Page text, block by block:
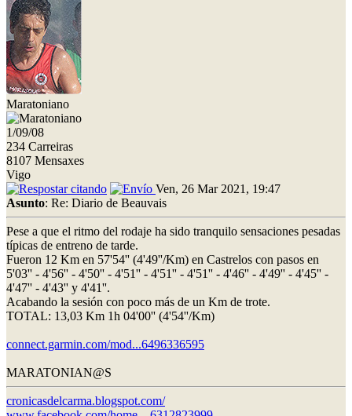
Maratoniano
1/09/08
234 Carreiras
8107 Mensaxes
Vigo
Ven, 26 Mar 2021, 19:47
Asunto: Re: Diario de Beauvais
Pese a que el ritmo del rodaje ha sido tranquilo sensaciones pesadas
típicas de entreno de tarde.
Fueron 12 Km en 57'54'' (4'49''/Km) en Castrelos con pasos en
5'03'' - 4'56'' - 4'50'' - 4'51'' - 4'51'' - 4'51'' - 4'46'' - 4'49'' - 4'45'' -
4'47'' - 4'43'' y 4'41''.
Acabando la sesión con poco más de un Km de trote.
TOTAL: 13,03 Km 1h 04'00'' (4'54''/Km)
connect.garmin.com/mod...6496336595
MARATONIAN@S
cronicasdelcarma.blogspot.com/